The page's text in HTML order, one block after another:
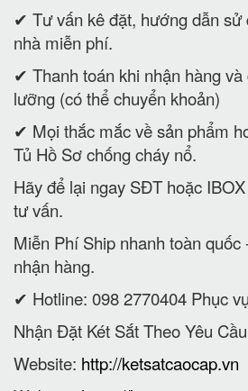
✔ Tư vấn kê đặt, hướng dẫn sử
nhà miễn phí.
✔ Thanh toán khi nhận hàng
lưỡng (có thể chuyển khoản)
✔ Mọi thắc mắc về sản phẩm
Tủ Hồ Sơ chống cháy nổ.
Hãy để lại ngay SĐT hoặc
tư vấn.
Miễn Phí Ship nhanh toàn quốc
nhận hàng.
✔ Hotline: 098 2770404 Phục
Nhận Đặt Két Sắt Theo Yêu
Website: http://ketsatcaocap.vn